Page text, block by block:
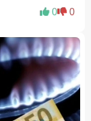
0 0